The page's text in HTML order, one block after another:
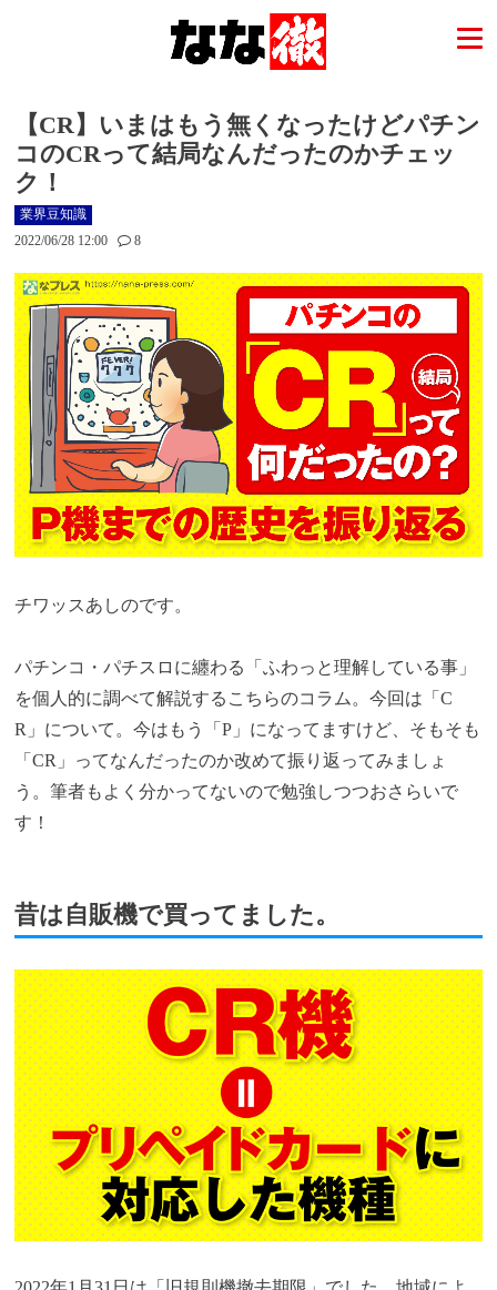
【CR】いまはもう無くなったけどパチン
コのCRって結局なんだったのかチェッ
ク！
業界豆知識
2022/06/28 12:00
8
チワッスあしのです。
パチンコ・パチスロに纏わる「ふわっと理解している事」
を個人的に調べて解説するこちらのコラム。今回は「C
R」について。今はもう「P」になってますけど、そもそも
「CR」ってなんだったのか改めて振り返ってみましょ
う。筆者もよく分かってないので勉強しつつおさらいで
す！
昔は自販機で買ってました。